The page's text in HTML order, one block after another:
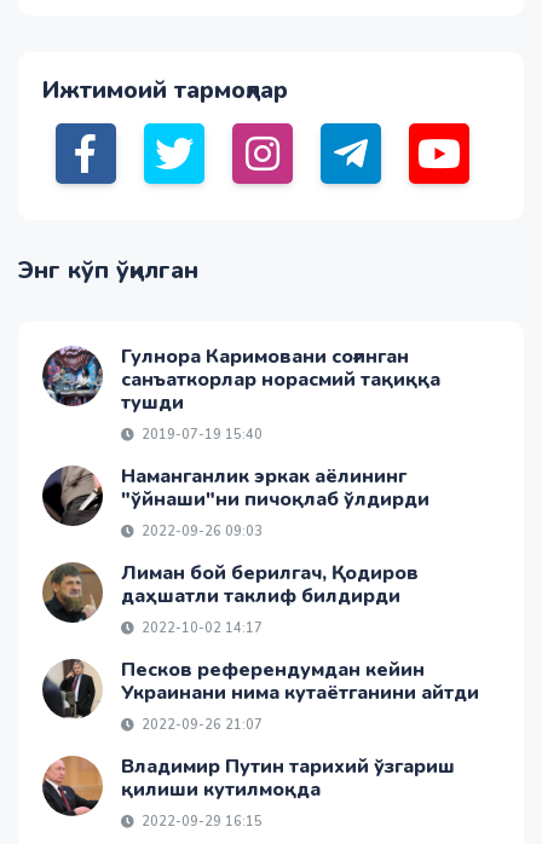
Ижтимоий тармоқлар
Энг кўп ўқилган
Гулнора Каримовани соғинган
санъаткорлар норасмий тақиққа
тушди
2019-07-19 15:40
Наманганлик эркак аёлининг
"ўйнаши"ни пичоқлаб ўлдирди
2022-09-26 09:03
Лиман бой берилгач, Қодиров
даҳшатли таклиф билдирди
2022-10-02 14:17
Песков референдумдан кейин
Украинани нима кутаётганини айтди
2022-09-26 21:07
Владимир Путин тарихий ўзгариш
қилиши кутилмоқда
2022-09-29 16:15